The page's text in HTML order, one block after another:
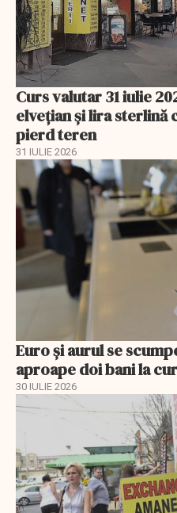
Curs valutar 31 iulie
elvețian și lira sterlină
pierd teren
31 IULIE 2026
Euro și aurul se
aproape doi bani la
30 IULIE 2026